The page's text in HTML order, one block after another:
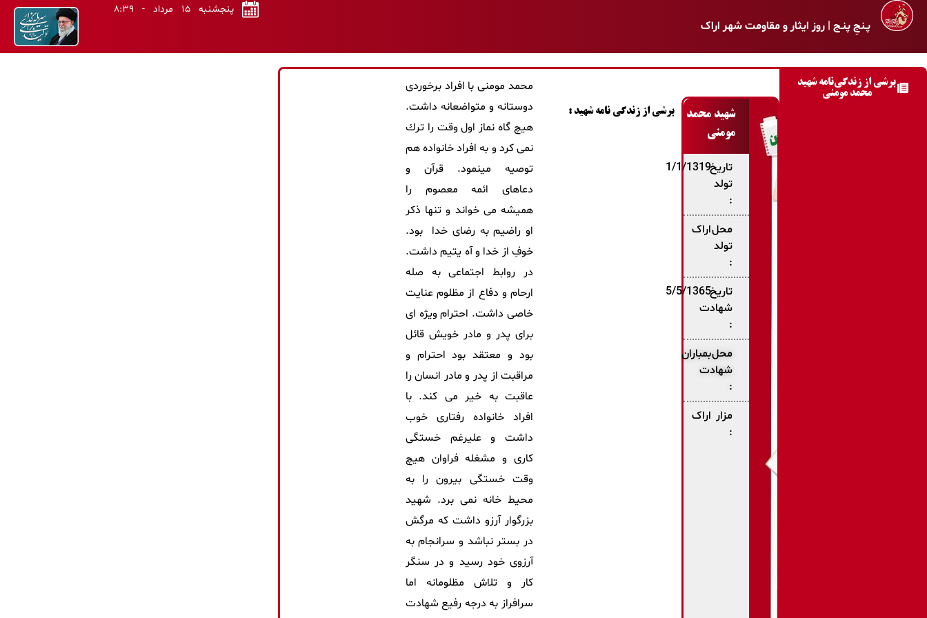
پـنجِ پنـج | روز ایثار و مقاومت شهر اراک
پنجشنبه ۱۵ مرداد - ۸:۳۹
برشی از زندگی‌نامه شهید
محمد مومنی
شهید محمد
مومنی
تاریخ
تولد
:
1/1/1319
محل
تولد
:
اراک
تاریخ
شهادت
:
5/5/1365
محل
شهادت
:
بمباران
مزار
:
اراک
برشی از زندگی نامه شهید :
محمد مومنی با افراد برخوردی
دوستانه و متواضعانه داشت.
هيچ گاه نماز اول وقت را ترك
نمی كرد و به افراد خانواده هم
توصيه مينمود. قرآن و
دعاهای ائمه معصوم را
همیشه می خواند و تنها ذكر
او راضيم به رضای خدا بود.
خوفِ از خدا و آه يتيم داشت.
در روابط اجتماعی به صله
ارحام و دفاع از مظلوم عنايت
خاصی داشت. احترام ويژه ای
برای پدر و مادر خويش قائل
بود و معتقد بود احترام و
مراقبت از پدر و مادر انسان را
عاقبت به خير می كند. با
افراد خانواده رفتاری خوب
داشت و عليرغم خستگی
كاری و مشغله فراوان هيچ
وقت خستگی بيرون را به
محيط خانه نمی برد. شهيد
بزرگوار آرزو داشت كه مرگش
در بستر نباشد و سرانجام به
آرزوی خود رسيد و در سنگر
كار و تلاش مظلومانه اما
سرافراز به درجه رفيع شهادت